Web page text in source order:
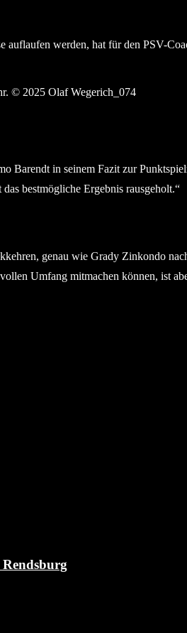
werden, hat für den PSV-
Barendt in seinem Fazit zur
bestmögliche Ergebnis rausgeholt.“
genau wie Grady Zinkondo
Umfang mitmachen können, ist